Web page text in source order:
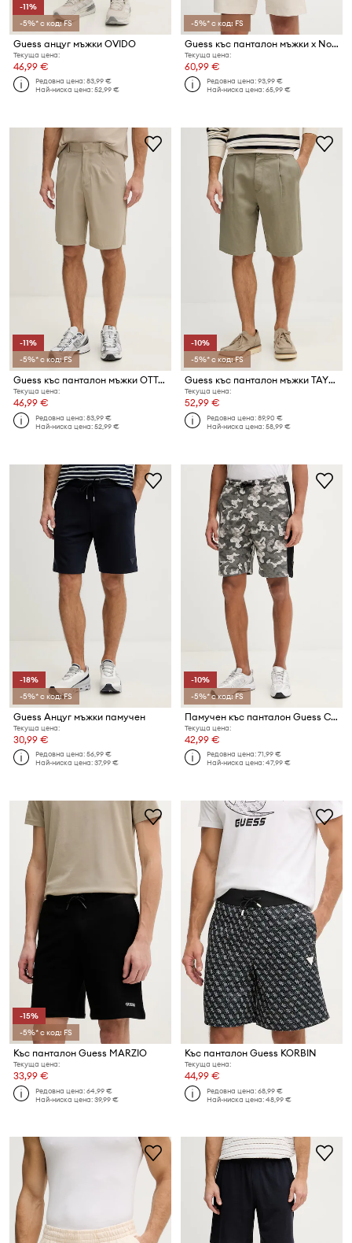
-11%
-5%* с код: FS
Guess анцуг мъжки OVIDO
Текуща цена:
46,99 €
Редовна цена:83,99 €
Най-ниска цена:52,99 €
-5%* с код: FS
Guess къс панталон мъжки x North Sails
Текуща цена:
60,99 €
Редовна цена:93,99 €
Най-ниска цена:65,99 €
-11%
-5%* с код: FS
Guess къс панталон мъжки OTTAVIO
Текуща цена:
46,99 €
Редовна цена:83,99 €
Най-ниска цена:52,99 €
-10%
-5%* с код: FS
Guess къс панталон мъжки TAYLOR
Текуща цена:
52,99 €
Редовна цена:89,90 €
Най-ниска цена:58,99 €
-18%
-5%* с код: FS
Guess Анцуг мъжки памучен
Текуща цена:
30,99 €
Редовна цена:56,99 €
Най-ниска цена:37,99 €
-10%
-5%* с код: FS
Памучен къс панталон Guess CHAYTON
Текуща цена:
42,99 €
Редовна цена:71,99 €
Най-ниска цена:47,99 €
-15%
-5%* с код: FS
Къс панталон Guess MARZIO
Текуща цена:
33,99 €
Редовна цена:64,99 €
Най-ниска цена:39,99 €
Къс панталон Guess KORBIN
Текуща цена:
44,99 €
Редовна цена:68,99 €
Най-ниска цена:48,99 €